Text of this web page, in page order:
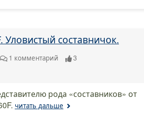
Уловистый составничок.
1 комментарий 3
рода «составников» от
читать дальше